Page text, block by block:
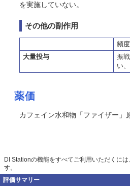
を実施していない。
その他の副作用
頻
大量投与
振
い
薬価
カフェイン水和物「ファイザー」
DI Stationの機能をすべてご利用いただくには
す。
評価サマリー